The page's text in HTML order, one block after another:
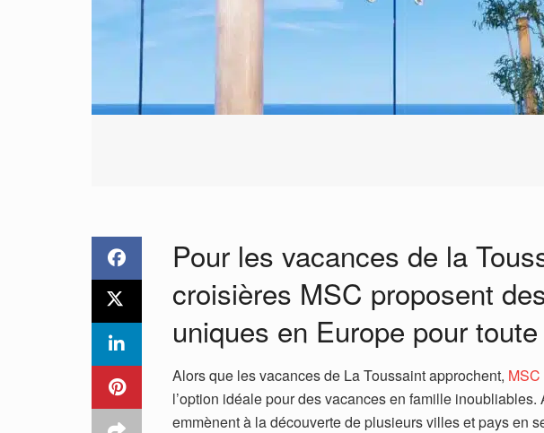
Pour les vacances de la
croisières MSC proposent
uniques en Europe pour
Alors que les vacances de La Toussaint approchent,
l’option idéale pour des vacances en famille
emmènent à la découverte de plusieurs villes et pays en